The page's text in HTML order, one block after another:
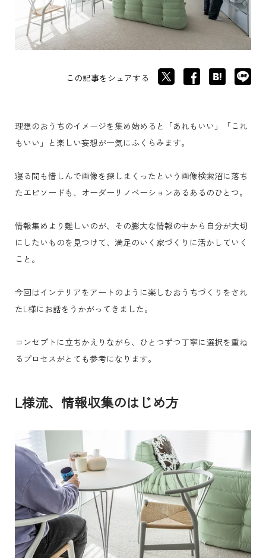
この記事をシェアする
理想のおうちのイメージを集め始めると「あれもいい」「これ
もいい」と楽しい妄想が一気にふくらみます。
寝る間も惜しんで画像を探しまくったという画像検索沼に落ち
たエピソードも、オーダーリノベーションあるあるのひとつ。
情報集めより難しいのが、その膨大な情報の中から自分が大切
にしたいものを見つけて、満足のいく家づくりに活かしていく
こと。
今回はインテリアをアートのように楽しむおうちづくりをされ
たL様にお話をうかがってきました。
コンセプトに立ちかえりながら、ひとつずつ丁寧に選択を重ね
るプロセスがとても参考になります。
L様流、情報収集のはじめ方